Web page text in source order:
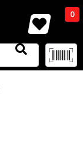
0